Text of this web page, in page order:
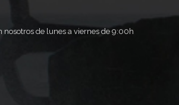
nosotros de lunes a viernes de 9:00h